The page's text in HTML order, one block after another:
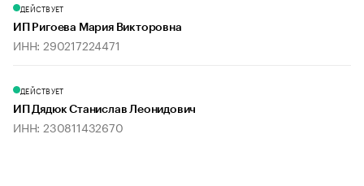
ДЕЙСТВУЕТ
ИП Ригоева Мария Викторовна
ИНН: 290217224471
ДЕЙСТВУЕТ
ИП Дядюк Станислав Леонидович
ИНН: 230811432670